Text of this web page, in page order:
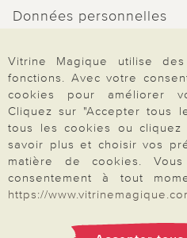
Données personnelles
Rétractation
Paiement &
À propos de nous
Vitrine Magique utilise
fonctions. Avec votre
cookies pour améliorer
Cliquez sur "Accepter tous
tous les cookies ou cliquez
savoir plus et choisir vos
matière de cookies.
consentement à tout
https://